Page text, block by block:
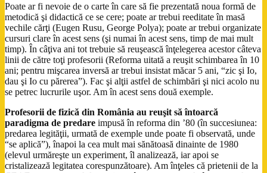
Poate ar fi nevoie de o carte în care să fie prezentată noua formă de
metodică şi didactică ce se cere; poate ar trebui reeditate în masă
vechile cărţi (Eugen Rusu, George Polya); poate ar trebui organizate
cursuri clare în acest sens (şi numai în acest sens, timp de mai mult
timp). În câţiva ani tot trebuie să reuşească înţelegerea acestor câteva
linii de către toţi profesorii (Reforma uitată a reuşit schimbarea în 10
ani; pentru mişcarea inversă ar trebui insistat măcar 5 ani, “zic şi Io,
dau şi Io cu părerea”). Fac şi alţii astfel de schimbări şi nici acolo nu
se petrec lucrurile uşor. Am în acest sens două exemple.
Profesorii de fizică din România au reuşit să întoarcă
paradigma de predare impusă în reforma din ’80 (în succesiunea:
predarea legităţii, urmată de exemple unde poate fi observată, unde
“se aplică”), înapoi la cea mult mai sănătoasă dinainte de 1980
(elevul urmăreşte un experiment, îl analizează, iar apoi se
cristalizează legitatea corespunzătoare). Am înţeles că prietenii de la